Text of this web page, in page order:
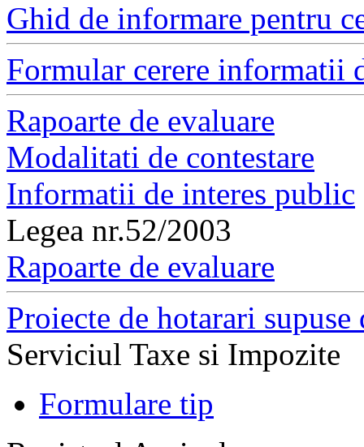
Ghid de informare pentru
Formular cerere informatii
Rapoarte de evaluare
Modalitati de contestare
Informatii de interes public
Legea nr.52/2003
Rapoarte de evaluare
Proiecte de hotarari
Serviciul Taxe si Impozite
Formulare tip